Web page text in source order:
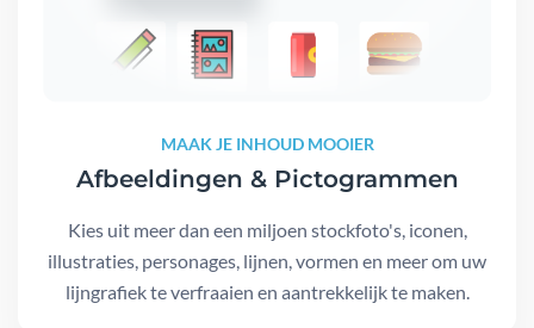
MAAK JE INHOUD MOOIER
Afbeeldingen & Pictogrammen
Kies uit meer dan een miljoen stockfoto's, iconen,
illustraties, personages, lijnen, vormen en meer om uw
lijngrafiek te verfraaien en aantrekkelijk te maken.